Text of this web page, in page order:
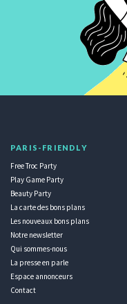
PARIS-FRIENDLY
Free Troc Party
Play Game Party
Beauty Party
La carte des bons plans
Les nouveaux bons plans
Notre newsletter
Qui sommes-nous
La presse en parle
Espace annonceurs
Contact